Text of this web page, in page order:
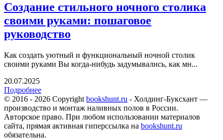
Создание стильного ночного столика
своими руками: пошаговое
руководство
Как создать уютный и функциональный ночной столик
своими руками Вы когда-нибудь задумывались, как мн...
20.07.2025
Подробнее
© 2016 - 2026 Copyright bookshunt.ru - Холдинг-Буксхант —
производство и монтаж наливных полов в России.
Авторское право. При любом использовании материалов
сайта, прямая активная гиперссылка на bookshunt.ru
обязательна.